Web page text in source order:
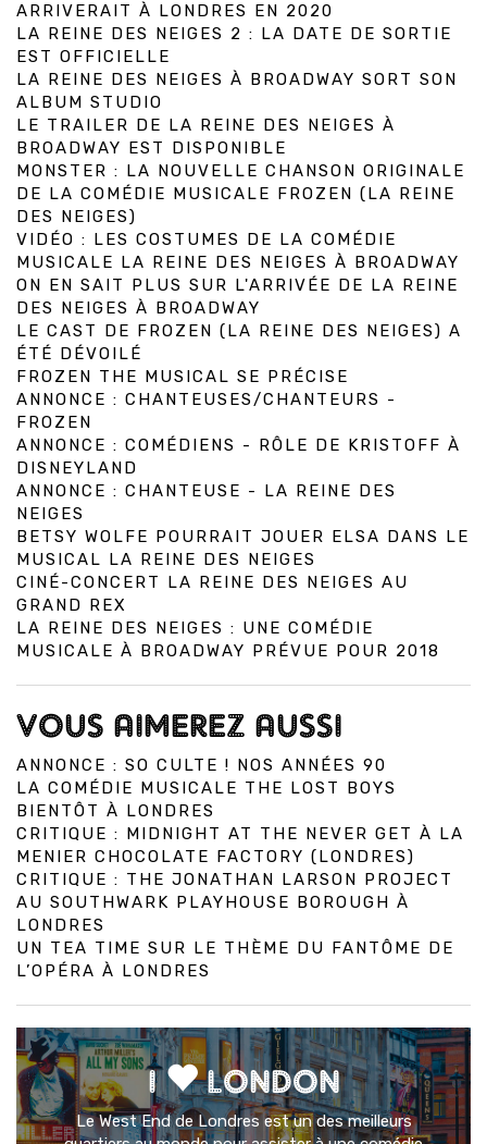
ARRIVERAIT À LONDRES EN 2020
LA REINE DES NEIGES 2 : LA DATE DE SORTIE
EST OFFICIELLE
LA REINE DES NEIGES À BROADWAY SORT SON
ALBUM STUDIO
LE TRAILER DE LA REINE DES NEIGES À
BROADWAY EST DISPONIBLE
MONSTER : LA NOUVELLE CHANSON ORIGINALE
DE LA COMÉDIE MUSICALE FROZEN (LA REINE
DES NEIGES)
VIDÉO : LES COSTUMES DE LA COMÉDIE
MUSICALE LA REINE DES NEIGES À BROADWAY
ON EN SAIT PLUS SUR L'ARRIVÉE DE LA REINE
DES NEIGES À BROADWAY
LE CAST DE FROZEN (LA REINE DES NEIGES) A
ÉTÉ DÉVOILÉ
FROZEN THE MUSICAL SE PRÉCISE
ANNONCE : CHANTEUSES/CHANTEURS -
FROZEN
ANNONCE : COMÉDIENS - RÔLE DE KRISTOFF À
DISNEYLAND
ANNONCE : CHANTEUSE - LA REINE DES
NEIGES
BETSY WOLFE POURRAIT JOUER ELSA DANS LE
MUSICAL LA REINE DES NEIGES
CINÉ-CONCERT LA REINE DES NEIGES AU
GRAND REX
LA REINE DES NEIGES : UNE COMÉDIE
MUSICALE À BROADWAY PRÉVUE POUR 2018
VOUS AIMEREZ AUSSI
ANNONCE : SO CULTE ! NOS ANNÉES 90
LA COMÉDIE MUSICALE THE LOST BOYS
BIENTÔT À LONDRES
CRITIQUE : MIDNIGHT AT THE NEVER GET À LA
MENIER CHOCOLATE FACTORY (LONDRES)
CRITIQUE : THE JONATHAN LARSON PROJECT
AU SOUTHWARK PLAYHOUSE BOROUGH À
LONDRES
UN TEA TIME SUR LE THÈME DU FANTÔME DE
L’OPÉRA À LONDRES
I LONDON
Le West End de Londres est un des meilleurs